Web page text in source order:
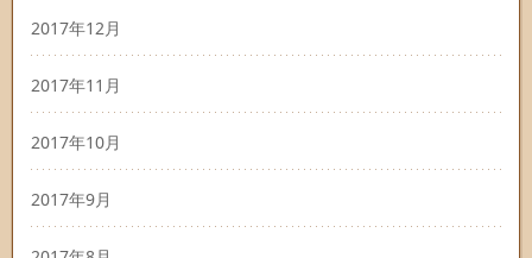
2017年12月
2017年11月
2017年10月
2017年9月